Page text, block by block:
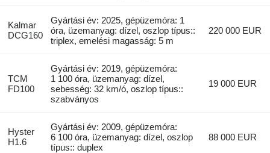
Kalmar
DCG160
Gyártási év: 2025, gépüzemóra: 1
óra, üzemanyag: dízel, oszlop típus::
triplex, emelési magasság: 5 m
220 000 EUR
TCM
FD100
Gyártási év: 2019, gépüzemóra:
1 100 óra, üzemanyag: dízel,
sebesség: 32 km/ó, oszlop típus::
szabványos
19 000 EUR
Hyster
H1.6
Gyártási év: 2009, gépüzemóra:
6 100 óra, üzemanyag: dízel, oszlop
típus:: duplex
88 000 EUR